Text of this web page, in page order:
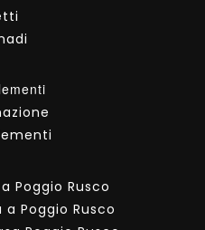
Poggio Rusco
a Poggio Rusco